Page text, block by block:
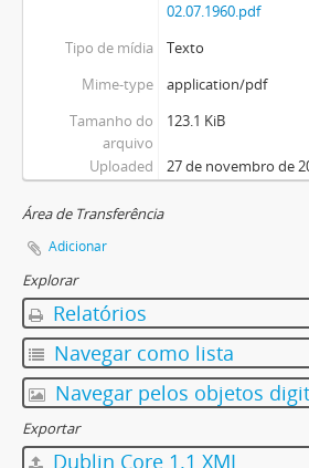
02.07.1960.pdf
Tipo de mídia
Texto
Mime-type
application/pdf
Tamanho do
arquivo
123.1 KiB
Uploaded 27 de novembro de
Área de Transferência
Adicionar
Explorar
Relatórios
Navegar como lista
Navegar pelos objetos
Exportar
Dublin Core 1.1 XML